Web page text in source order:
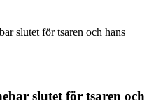
slutet för tsaren och hans
slutet för tsaren och